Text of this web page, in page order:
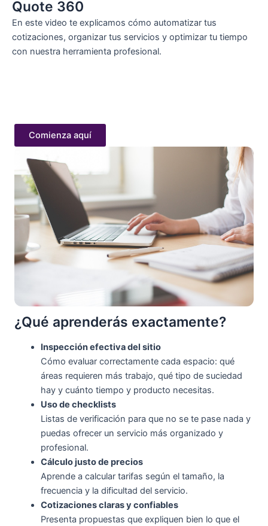
Quote 360
En este video te explicamos cómo automatizar tus
cotizaciones, organizar tus servicios y optimizar tu tiempo
con nuestra herramienta profesional.
Comienza aquí
¿Qué aprenderás exactamente?
Inspección efectiva del sitio
Cómo evaluar correctamente cada espacio: qué
áreas requieren más trabajo, qué tipo de suciedad
hay y cuánto tiempo y producto necesitas.
Uso de checklists
Listas de verificación para que no se te pase nada y
puedas ofrecer un servicio más organizado y
profesional.
Cálculo justo de precios
Aprende a calcular tarifas según el tamaño, la
frecuencia y la dificultad del servicio.
Cotizaciones claras y confiables
Presenta propuestas que expliquen bien lo que el